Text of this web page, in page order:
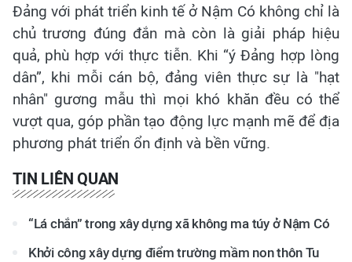
Đảng với phát triển kinh tế ở Nậm Có không chỉ là
chủ trương đúng đắn mà còn là giải pháp hiệu
quả, phù hợp với thực tiễn. Khi “ý Đảng hợp lòng
dân”, khi mỗi cán bộ, đảng viên thực sự là "hạt
nhân" gương mẫu thì mọi khó khăn đều có thể
vượt qua, góp phần tạo động lực mạnh mẽ để địa
phương phát triển ổn định và bền vững.
TIN LIÊN QUAN
“Lá chắn” trong xây dựng xã không ma túy ở Nậm Có
Khởi công xây dựng điểm trường mầm non thôn Tu